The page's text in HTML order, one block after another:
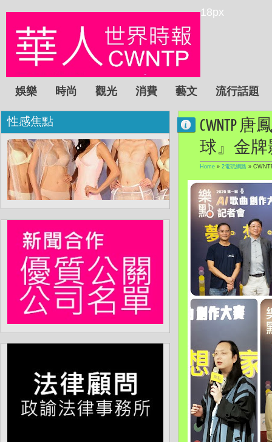
18px
娛樂 時尚 觀光 消費 藝文 流行話題
CWNTP
球』金牌
Home » 2電玩網路 »
性感焦點